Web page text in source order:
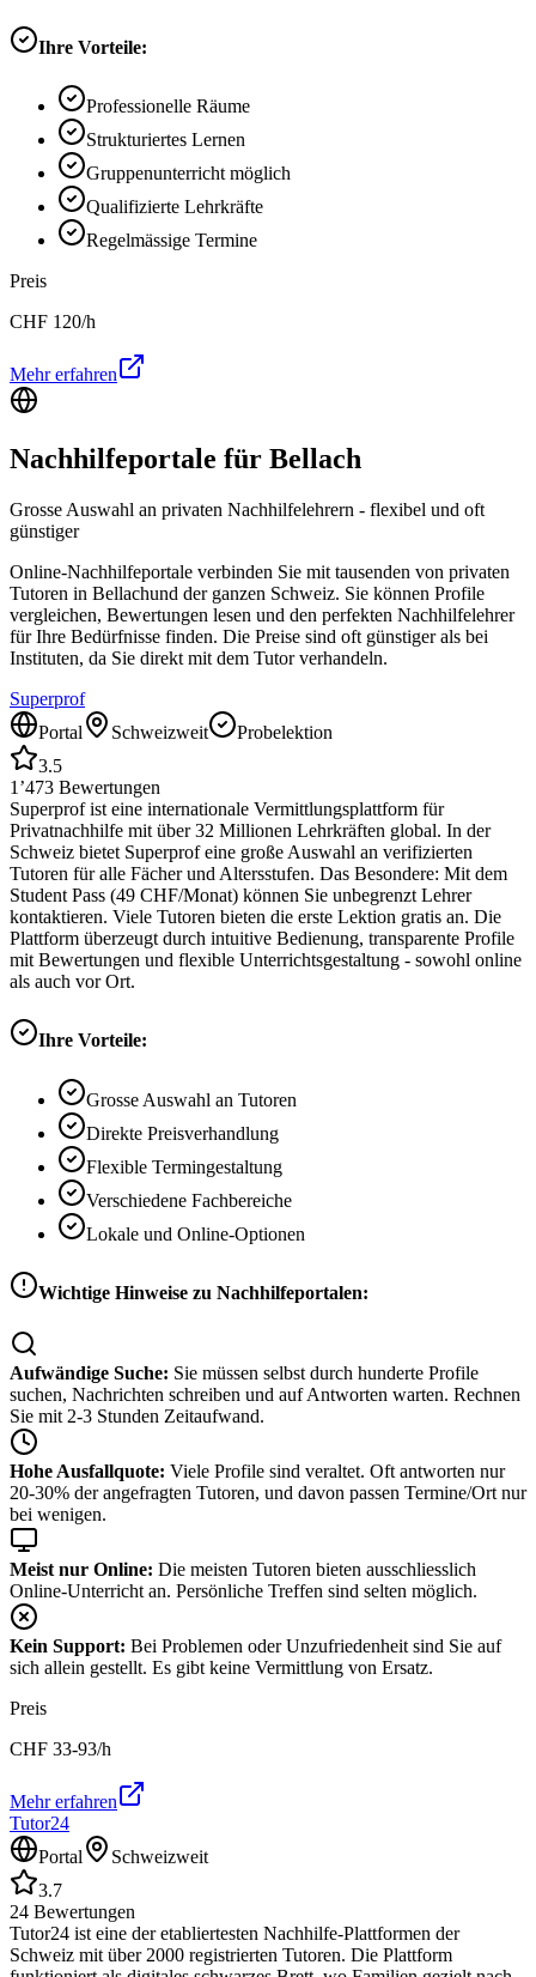
Ihre Vorteile:
Professionelle Räume
Strukturiertes Lernen
Gruppenunterricht möglich
Qualifizierte Lehrkräfte
Regelmässige Termine
Preis
CHF 120/h
Mehr erfahren
Nachhilfeportale für Bellach
Grosse Auswahl an privaten Nachhilfelehrern - flexibel und oft
günstiger
Online-Nachhilfeportale verbinden Sie mit tausenden von privaten
Tutoren in Bellachund der ganzen Schweiz. Sie können Profile
vergleichen, Bewertungen lesen und den perfekten Nachhilfelehrer
für Ihre Bedürfnisse finden. Die Preise sind oft günstiger als bei
Instituten, da Sie direkt mit dem Tutor verhandeln.
Superprof
Portal
Schweizweit
Probelektion
3.5
1’473 Bewertungen
Superprof ist eine internationale Vermittlungsplattform für
Privatnachhilfe mit über 32 Millionen Lehrkräften global. In der
Schweiz bietet Superprof eine große Auswahl an verifizierten
Tutoren für alle Fächer und Altersstufen. Das Besondere: Mit dem
Student Pass (49 CHF/Monat) können Sie unbegrenzt Lehrer
kontaktieren. Viele Tutoren bieten die erste Lektion gratis an. Die
Plattform überzeugt durch intuitive Bedienung, transparente Profile
mit Bewertungen und flexible Unterrichtsgestaltung - sowohl online
als auch vor Ort.
Ihre Vorteile:
Grosse Auswahl an Tutoren
Direkte Preisverhandlung
Flexible Termingestaltung
Verschiedene Fachbereiche
Lokale und Online-Optionen
Wichtige Hinweise zu Nachhilfeportalen:
Aufwändige Suche: Sie müssen selbst durch hunderte Profile
suchen, Nachrichten schreiben und auf Antworten warten. Rechnen
Sie mit 2-3 Stunden Zeitaufwand.
Hohe Ausfallquote: Viele Profile sind veraltet. Oft antworten nur
20-30% der angefragten Tutoren, und davon passen Termine/Ort nur
bei wenigen.
Meist nur Online: Die meisten Tutoren bieten ausschliesslich
Online-Unterricht an. Persönliche Treffen sind selten möglich.
Kein Support: Bei Problemen oder Unzufriedenheit sind Sie auf
sich allein gestellt. Es gibt keine Vermittlung von Ersatz.
Preis
CHF 33-93/h
Mehr erfahren
Tutor24
Portal
Schweizweit
3.7
24 Bewertungen
Tutor24 ist eine der etabliertesten Nachhilfe-Plattformen der
Schweiz mit über 2000 registrierten Tutoren. Die Plattform